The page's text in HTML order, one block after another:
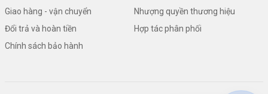
Giao hàng - vận chuyển
Đổi trả và hoàn tiền
Chính sách bảo hành
Nhượng quyền thương hiệu
Hợp tác phân phối